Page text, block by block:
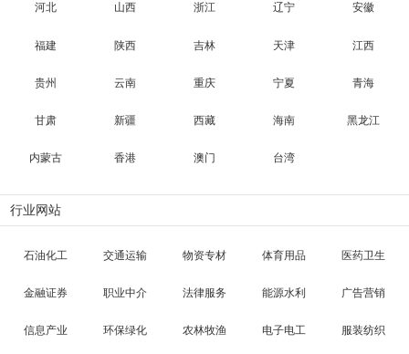
河北 山西 浙江 辽宁 安徽
福建 陕西 吉林 天津 江西
贵州 云南 重庆 宁夏 青海
甘肃 新疆 西藏 海南 黑龙江
内蒙古 香港 澳门 台湾
行业网站
石油化工 交通运输 物资专材 体育用品 医药卫生
金融证券 职业中介 法律服务 能源水利 广告营销
信息产业 环保绿化 农林牧渔 电子电工 服装纺织